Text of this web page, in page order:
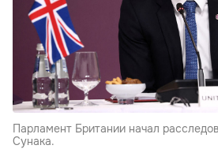
Парламент Британии начал
Сунака.